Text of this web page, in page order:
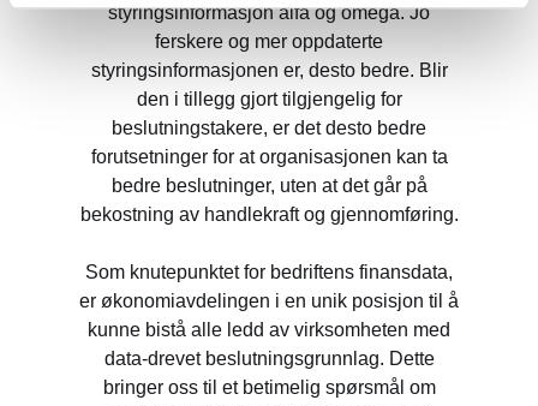
styringsinformasjon alfa og omega. Jo
ferskere og mer oppdaterte
styringsinformasjonen er, desto bedre. Blir
den i tillegg gjort tilgjengelig for
beslutningstakere, er det desto bedre
forutsetninger for at organisasjonen kan ta
bedre beslutninger, uten at det går på
bekostning av handlekraft og gjennomføring.
Som knutepunktet for bedriftens finansdata,
er økonomiavdelingen i en unik posisjon til å
kunne bistå alle ledd av virksomheten med
data-drevet beslutningsgrunnlag. Dette
bringer oss til et betimelig spørsmål om